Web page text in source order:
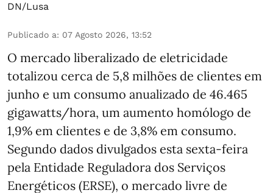
DN/Lusa
Publicado a: 07 Agosto 2026, 13:52
O mercado liberalizado de eletricidade
totalizou cerca de 5,8 milhões de clientes em
junho e um consumo anualizado de 46.465
gigawatts/hora, um aumento homólogo de
1,9% em clientes e de 3,8% em consumo.
Segundo dados divulgados esta sexta-feira
pela Entidade Reguladora dos Serviços
Energéticos (ERSE), o mercado livre de